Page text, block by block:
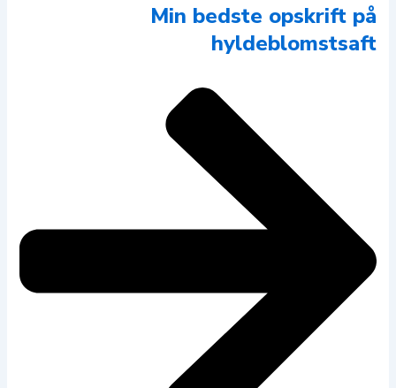
Min bedste opskrift på
hyldeblomstsaft